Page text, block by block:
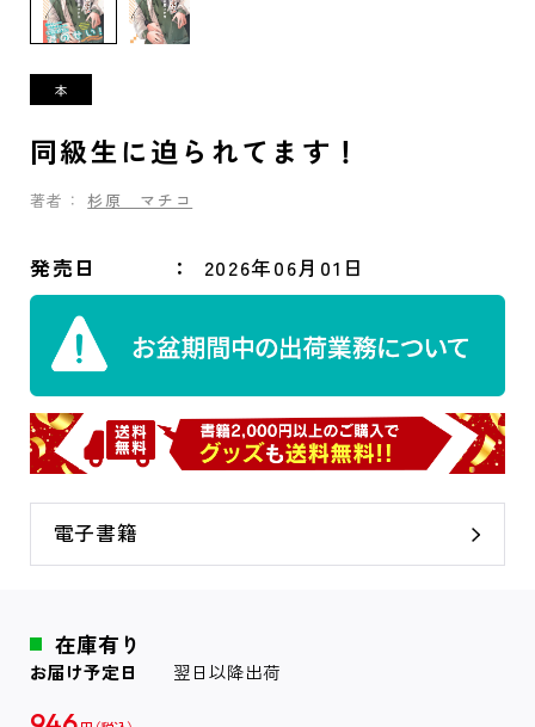
同級生に迫られてます！
著者： 杉原 マチコ
発売日 2026年06月01日
電子書籍
在庫有り
お届け予定日 翌日以降出荷